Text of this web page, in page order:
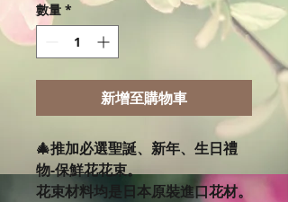
數量 *
新增至購物車
🎄推加必選聖誕、新年、生日禮
物-保鮮花花束。
花束材料均是日本原裝進口花材。